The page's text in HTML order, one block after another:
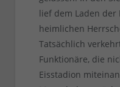
lief dem Laden der
heimlichen
Tatsächlich
Funktionäre, die
Eisstadion